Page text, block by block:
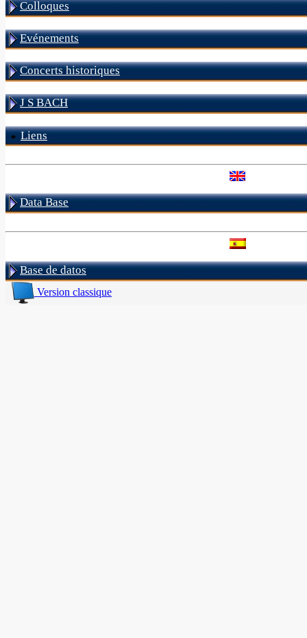
Colloques
Evénements
Concerts historiques
J S BACH
Liens
Data Base
Base de datos
Version classique